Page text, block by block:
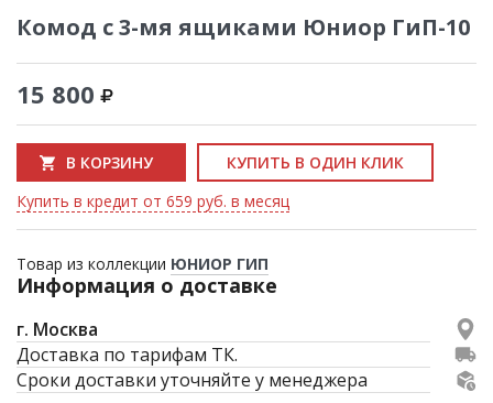
Комод с 3-мя ящиками Юниор ГиП-10
15 800
В КОРЗИНУ
КУПИТЬ В ОДИН КЛИК
Купить в кредит от 659 руб. в месяц
Товар из коллекции ЮНИОР ГИП
Информация о доставке
г. Москва
Доставка по тарифам ТК.
Сроки доставки уточняйте у менеджера